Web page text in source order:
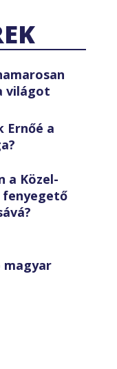
világot
Ernőé a
a Közel-
magyar